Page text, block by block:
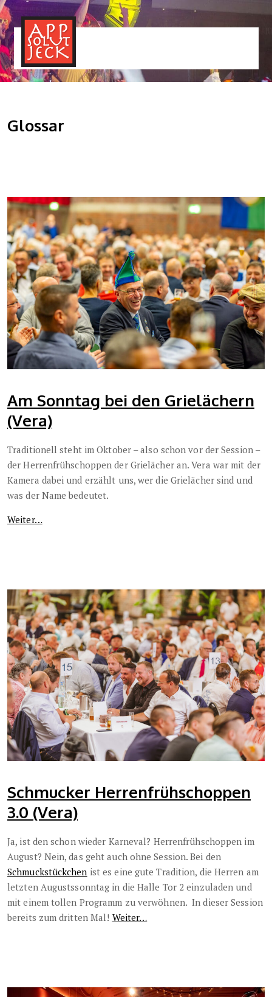
Glossar
Am Sonntag bei den Grielächern
(Vera)
Traditionell steht im Oktober – also schon vor der Session –
der Herrenfrühschoppen der Grielächer an. Vera war mit der
Kamera dabei und erzählt uns, wer die Grielächer sind und
was der Name bedeutet.
Weiter…
Schmucker Herrenfrühschoppen
3.0 (Vera)
Ja, ist den schon wieder Karneval? Herrenfrühschoppen im
August? Nein, das geht auch ohne Session. Bei den
Schmuckstückchen ist es eine gute Tradition, die Herren am
letzten Augustssonntag in die Halle Tor 2 einzuladen und
mit einem tollen Programm zu verwöhnen. In dieser Session
bereits zum dritten Mal! Weiter…